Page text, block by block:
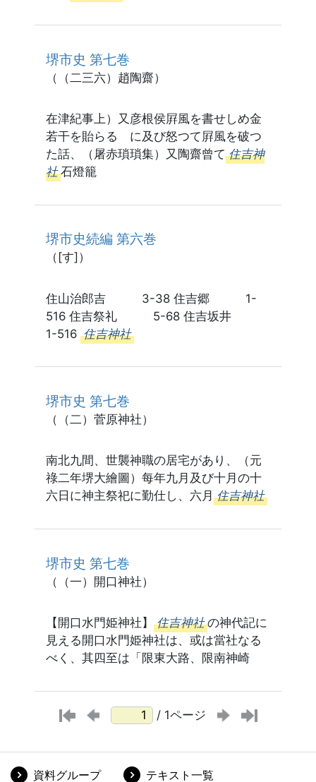
堺市史 第七巻
（（二三六）趙陶齋）
在津紀事上）又彦根侯屛風を書せしめ金
若干を貽らるゝに及び怒つて屛風を破つ
た話、（屠赤瑣瑣集）又陶齋曾て 住吉神
社 石燈籠
堺市史続編 第六巻
（[す]）
住山治郎吉 3-38 住吉郷 1-
516 住吉祭礼 5-68 住吉坂井
1-516 住吉神社
堺市史 第七巻
（（二）菅原神社）
南北九間、世襲神職の居宅があり、（元
祿二年堺大繪圖）每年九月及び十月の十
六日に神主祭祀に勤仕し、六月 住吉神社
堺市史 第七巻
（（一）開口神社）
【開口水門姫神社】 住吉神社 の神代記に
見える開口水門姫神社は、或は當社なる
べく、其四至は「限東大路、限南神崎
/ 1ページ
資料グループ テキスト一覧